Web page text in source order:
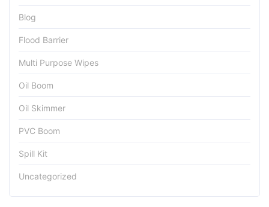
Blog
Flood Barrier
Multi Purpose Wipes
Oil Boom
Oil Skimmer
PVC Boom
Spill Kit
Uncategorized